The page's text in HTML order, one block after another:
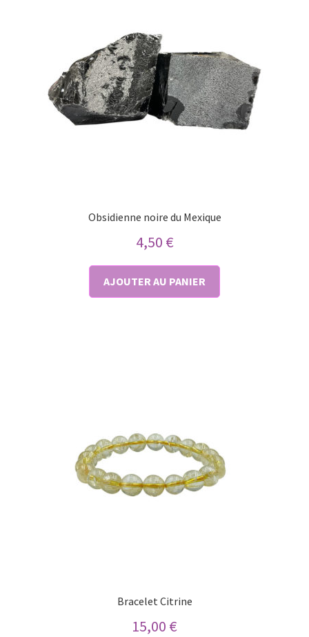
Obsidienne noire du Mexique
4,50 €
AJOUTER AU PANIER
Bracelet Citrine
15,00 €